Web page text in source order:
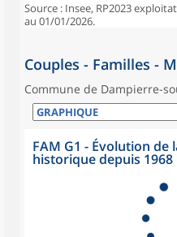
Source : Insee, RP2023
au 01/01/2026.
Couples - Familles -
Commune de Dampierre-
FAM G1 - Évolution de
historique depuis 1968